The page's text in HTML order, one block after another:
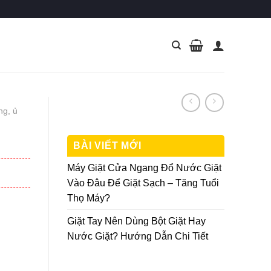
ủ
BÀI VIẾT MỚI
Máy Giặt Cửa Ngang Đổ Nước Giặt
Vào Đâu Để Giặt Sạch – Tăng Tuổi
Thọ Máy?
Giặt Tay Nên Dùng Bột Giặt Hay
Nước Giặt? Hướng Dẫn Chi Tiết